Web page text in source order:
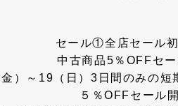
セール①全店セール初
中古商品5％OFFセー
）～19（日）3日間のみの短
５％OFFセール